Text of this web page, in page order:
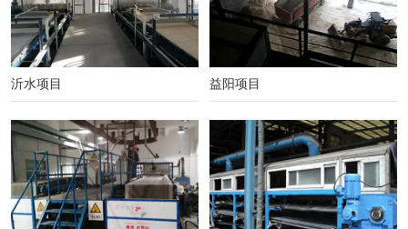
沂水项目 益阳项目